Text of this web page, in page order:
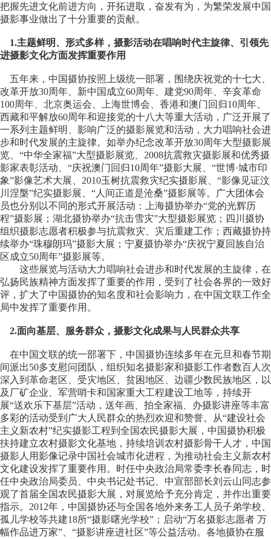
把握先进文化前进方向，开拓进取，奋发有为，为繁荣发展中国
摄影事业做出了十分重要的贡献。
1.主题鲜明、形式多样，摄影活动在唱响时代主旋律、引领先
进摄影文化方面发挥重要作用
五年来，中国摄协按照上级统一部署，围绕庆祝党的十七大、
改革开放30周年、新中国成立60周年、建党90周年、辛亥革命
100周年、北京奥运会、上海世博会、香港和澳门回归10周年、
西藏和平解放60周年和迎接党的十八大等重大活动，广泛开展了
一系列主题鲜明、影响广泛的摄影展览和活动，大力唱响社会进
步和时代发展的主旋律。如举办纪念改革开放30周年大型摄影展
览、“中华全家福”大型摄影展览、2008抗震救灾摄影展和优秀摄
影家表彰活动、“庆祝澳门回归10周年”摄影大展、“世博·城市印
象”影像艺术大展、2010玉树抗震救灾纪实摄影展、“影像见证汶
川涅槃”纪实摄影展、“人间正道是沧桑”摄影展等。广大团体会
员也分别以不同的形式开展活动：上海摄协举办“党的光辉历
程”摄影展；湖北摄协举办“抗击雪灾”大型摄影展览；四川摄协
组织摄影志愿者积极参与抗震救灾、灾后重建工作；西藏摄协持
续举办“珠穆朗玛”摄影大展；宁夏摄协举办“庆祝宁夏回族自治
区成立50周年”摄影展等。
这些展览与活动大力唱响社会进步和时代发展的主旋律，在
弘扬民族精神方面发挥了重要的作用，受到了社会各界的一致好
评，扩大了中国摄协的知名度和社会影响力，在中国文联工作全
局中发挥了重要作用。
2.面向基层、服务群众，摄影文化成果与人民群众共享
在中国文联的统一部署下，中国摄协连续多年在元旦和春节期
间派出50多支慰问团队，组织知名摄影家和摄影工作者数百人次
深入到革命老区、受灾地区、贫困地区、边疆少数民族地区，以
及厂矿企业、军营哨卡和国家重大工程建设工地等，持续开
展“送欢乐下基层”活动，送年画、拍全家福、办摄影讲座等丰富
多彩的活动受到广大人民群众的热烈欢迎和赞誉。从“建设社会
主义新农村”纪实摄影工程到全国农民摄影大展，中国摄协积极
扶持建立农村摄影文化基地，持续培训农村摄影骨干人才，中国
摄影人用影像记录中国社会城市化进程，为推动社会主义新农村
文化建设发挥了重要作用。时任中央政治局常委李长春同志，时
任中央政治局委员、中央书记处书记、中宣部部长刘云山同志参
观了首届全国农民摄影大展，对展览给予充分肯定，并作出重要
指示。2012年，中国摄协还与全国各地外来务工人员子弟学校、
孤儿学校等共建18所“摄影曙光学校”；启动“万名摄影志愿者 万
幅作品进万家”、“摄影讲座进社区”等公益活动。各地摄协在服